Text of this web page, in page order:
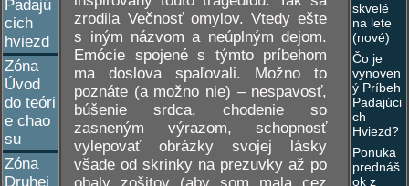
Padajú
cich
hviezd
Zóna
Úvod
do teóri
e chao
su
Zóna
Druhej
zrodila Večnosť omylov. Vtedy ešte
s iným názvom a neúplným dejom.
Emócie spojené s týmto príbehom
ma doslova spaľovali. Možno to
poznáte (a možno nie) – nespavosť,
búšenie srdca, chodenie so
zasneným výrazom, schopnosť
vylepovať obrázky svojej lásky
všade od skrinky na prezuvky až po
skvelé
na lete
(nové)
Čo je
vynoven
ý Príbeh
Padajúci
ch
Hviezd?
Ponuka
prednáš
ok z